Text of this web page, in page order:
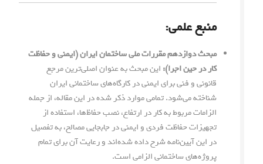
منبع علمی:
مبحث دوازدهم مقررات ملی ساختمان ایران (ایمنی و حفاظت
کار در حین اجرا): این مبحث به عنوان اصلی‌ترین مرجع
قانونی و فنی برای ایمنی در کارگاه‌های ساختمانی ایران
شناخته می‌شود. تمامی موارد ذکر شده در این مقاله، از جمله
الزامات مربوط به کار در ارتفاع، نصب حفاظ‌ها، استفاده از
تجهیزات حفاظت فردی و ایمنی در جابجایی مصالح، به تفصیل
در این آیین‌نامه شرح داده شده‌اند و رعایت آن برای تمام
پروژه‌های ساختمانی الزامی است.